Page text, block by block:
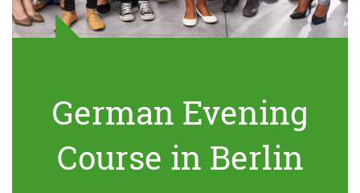
German Evening
Course in Berlin